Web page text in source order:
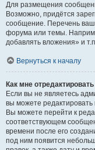
Для размещения
Возможно, придётся
сообщение. Перечень
форума или темы.
добавлять вложения» и
Вернуться к началу
Как мне
Если вы не являетесь
вы можете
Вы можете перейти к
соответствующем
времени после его
под ним появится